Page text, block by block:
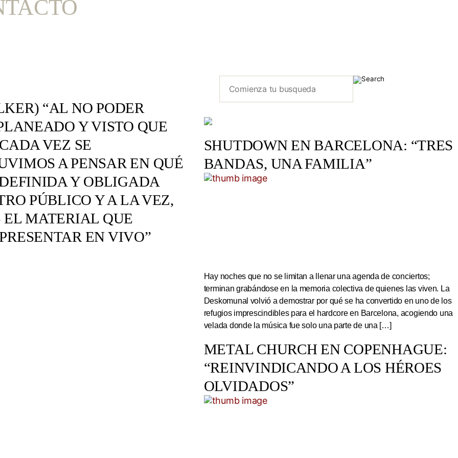
“AL NO PODER
Y VISTO QUE
VEZ SE
A PENSAR EN QUÉ
Y OBLIGADA
PÚBLICO Y A LA VEZ,
EL MATERIAL QUE
EN VIVO”
SHUTDOWN EN BARCELONA: “TRES
BANDAS, UNA FAMILIA”
Hay noches que no se limitan a llenar una agenda de conciertos;
terminan grabándose en la memoria colectiva de quienes las viven. La
Deskomunal volvió a demostrar por qué se ha convertido en uno de los
refugios imprescindibles para el hardcore en Barcelona, acogiendo una
velada donde la música fue solo una parte de una […]
METAL CHURCH EN COPENHAGUE:
“REINVINDICANDO A LOS HÉROES
OLVIDADOS”